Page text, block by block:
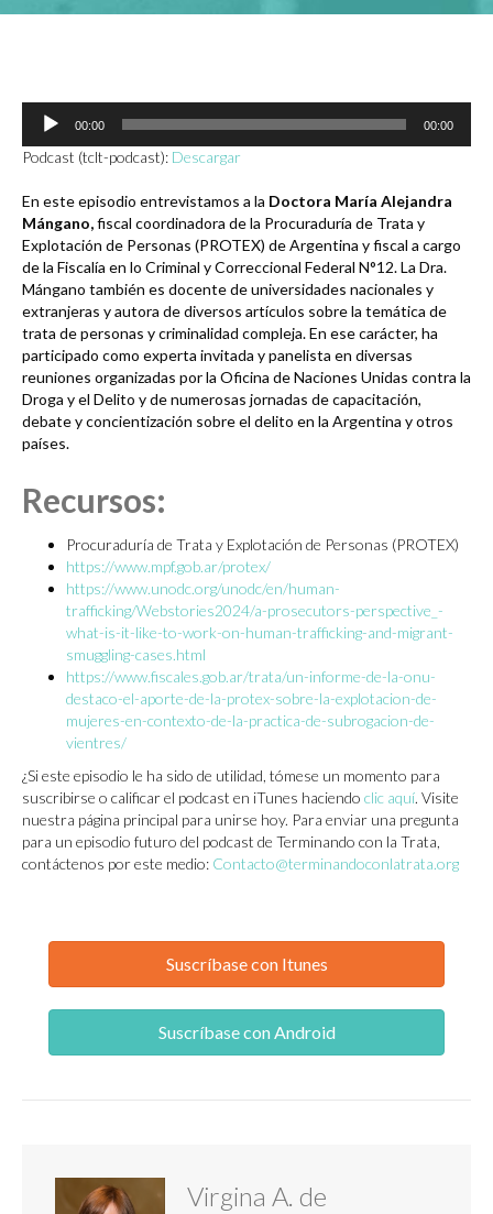
Reproductor
audio
00:00 00:00
Podcast (tclt-podcast): Descargar
En este episodio entrevistamos a la Doctora María Alejandra
Mángano,fiscal coordinadora de la Procuraduría de Trata y
Explotación de Personas (PROTEX) de Argentina y fiscal a cargo
de la Fiscalía en lo Criminal y Correccional Federal N°12. La Dra.
Mángano también es docente de universidades nacionales y
extranjeras y autora de diversos artículos sobre la temática de
trata de personas y criminalidad compleja. En ese carácter, ha
participado como experta invitada y panelista en diversas
reuniones organizadas por la Oficina de Naciones Unidas contra la
Droga y el Delito y de numerosas jornadas de capacitación,
debate y concientización sobre el delito en la Argentina y otros
países.
Recursos:
Procuraduría de Trata y Explotación de Personas (PROTEX)
https://www.mpf.gob.ar/protex/
https://www.unodc.org/unodc/en/human-
trafficking/Webstories2024/a-prosecutors-perspective_-
what-is-it-like-to-work-on-human-trafficking-and-migrant-
smuggling-cases.html
https://www.fiscales.gob.ar/trata/un-informe-de-la-onu-
destaco-el-aporte-de-la-protex-sobre-la-explotacion-de-
mujeres-en-contexto-de-la-practica-de-subrogacion-de-
vientres/
¿Si este episodio le ha sido de utilidad, tómese un momento para
suscribirse o calificar el podcast en iTunes haciendo clic aquí. Visite
nuestra página principal para unirse hoy. Para enviar una pregunta
para un episodio futuro del podcast de Terminando con la Trata,
contáctenos por este medio: Contacto@terminandoconlatrata.org
Suscríbase con Itunes
Suscríbase con Android
Virgina A. de